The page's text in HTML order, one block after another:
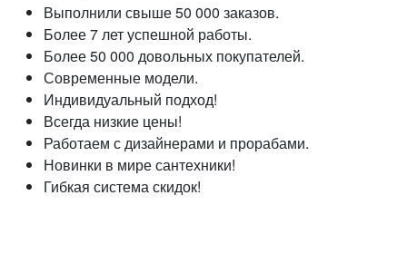
Выполнили свыше 50 000 заказов.
Более 7 лет успешной работы.
Более 50 000 довольных покупателей.
Современные модели.
Индивидуальный подход!
Всегда низкие цены!
Работаем с дизайнерами и прорабами.
Новинки в мире сантехники!
Гибкая система скидок!